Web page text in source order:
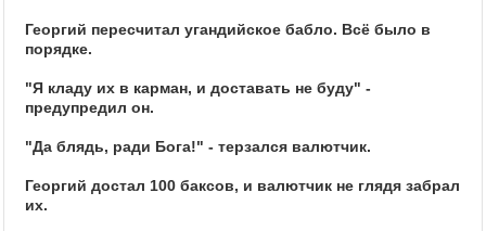
Георгий пересчитал угандийское бабло. Всё было в
порядке.
"Я кладу их в карман, и доставать не буду" -
предупредил он.
"Да блядь, ради Бога!" - терзался валютчик.
Георгий достал 100 баксов, и валютчик не глядя забрал
их.